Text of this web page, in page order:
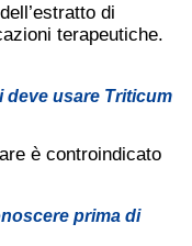
di
terapeutiche.
deve usare Triticum
è controindicato
prima di